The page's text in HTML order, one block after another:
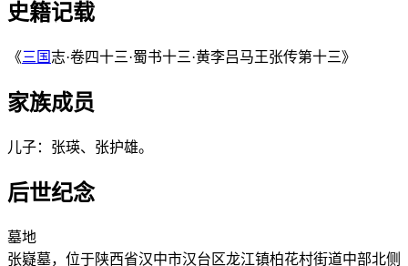
史籍记载
《三国志·卷四十三·蜀书十三·黄李吕马王张传第十三》
家族成员
儿子：张瑛、张护雄。
后世纪念
墓地
张嶷墓，位于陕西省汉中市汉台区龙江镇柏花村街道中部北侧